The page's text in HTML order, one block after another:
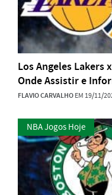
Los Angeles Lakers
Onde Assistir e
FLAVIO CARVALHOEM 19/11/
NBA Jogos Hoje